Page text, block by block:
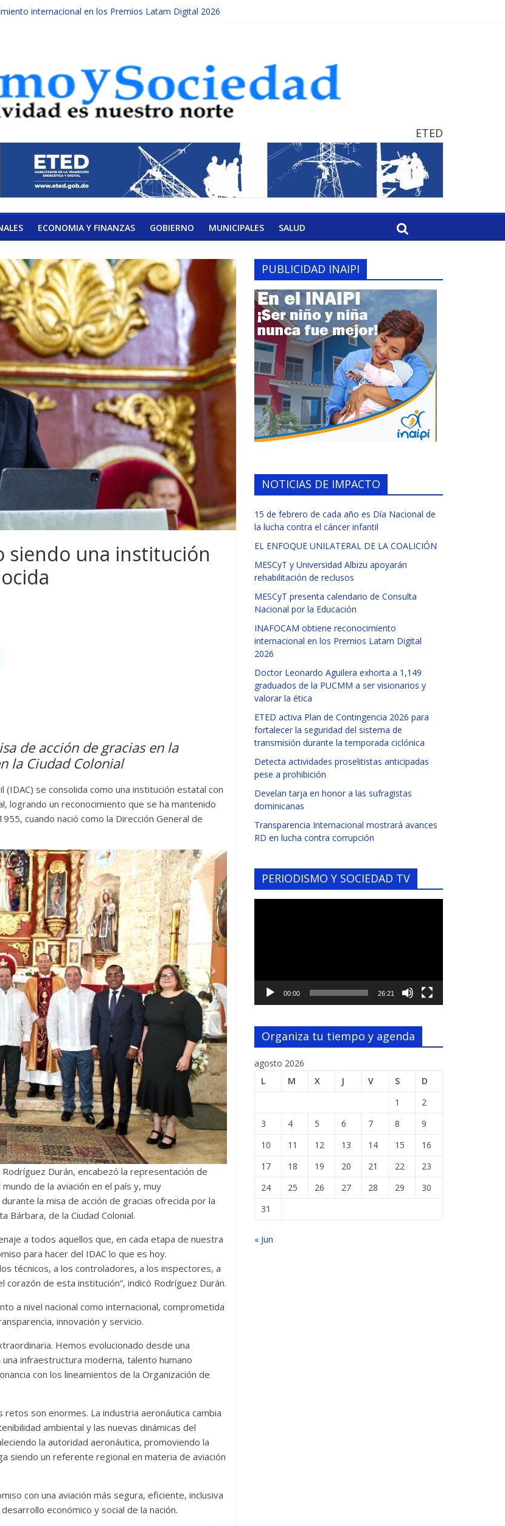
internacional en los Premios Latam Digital 2026
Consulta Nacional por la Educación
ETED
ECONOMIA Y FINANZAS GOBIERNO MUNICIPALES SALUD
siendo una institución
ar
ti
r
de acción de gracias en la
la Ciudad Colonial
(IDAC) se consolida como una institución estatal con
logrando un reconocimiento que se ha mantenido
cuando nació como la Dirección General de
Durán, encabezó la representación de
de la aviación en el país y, muy
la misa de acción de gracias ofrecida por la
Bárbara, de la Ciudad Colonial.
a todos aquellos que, en cada etapa de nuestra
para hacer del IDAC lo que es hoy.
técnicos, a los controladores, a los inspectores, a
de esta institución”, indicó Rodríguez Durán.
a nivel nacional como internacional, comprometida
innovación y servicio.
Hemos evolucionado desde una
infraestructura moderna, talento humano
con los lineamientos de la Organización de
retos son enormes. La industria aeronáutica cambia
ambiental y las nuevas dinámicas del
la autoridad aeronáutica, promoviendo la
siendo un referente regional en materia de aviación
con una aviación más segura, eficiente, inclusiva
económico y social de la nación.
PUBLICIDAD INAIPI
NOTICIAS DE IMPACTO
15 de febrero de cada año es Día Nacional de
la lucha contra el cáncer infantil
EL ENFOQUE UNILATERAL DE LA COALICIÓN
MESCyT y Universidad Albizu apoyarán
rehabilitación de reclusos
MESCyT presenta calendario de Consulta
Nacional por la Educación
INAFOCAM obtiene reconocimiento
internacional en los Premios Latam Digital
2026
Doctor Leonardo Aguilera exhorta a 1,149
graduados de la PUCMM a ser visionarios y
valorar la ética
ETED activa Plan de Contingencia 2026 para
fortalecer la seguridad del sistema de
transmisión durante la temporada ciclónica
Detecta actividades proselitistas anticipadas
pese a prohibición
Develan tarja en honor a las sufragistas
dominicanas
Transparencia Internacional mostrará avances
RD en lucha contra corrupción
PERIODISMO Y SOCIEDAD TV
00:00 26:21
Organiza tu tiempo y agenda
agosto 2026
L
M X J V S
D
1
2
3
4 5 6 7 8
9
10
11 12 13 14 15
16
17
18 19 20 21 22
23
24
25 26 27 28 29
30
31
« Jun